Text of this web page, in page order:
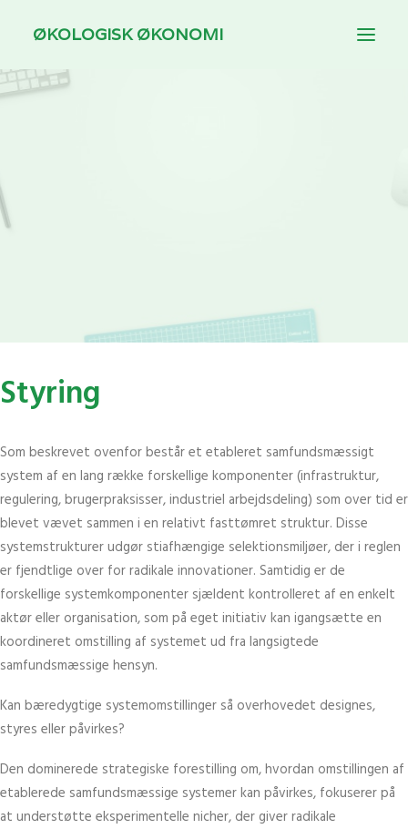
ØKOLOGISK ØKONOMI
Styring
Som beskrevet ovenfor består et etableret samfundsmæssigt
system af en lang række forskellige komponenter (infrastruktur,
regulering, brugerpraksisser, industriel arbejdsdeling) som over tid er
blevet vævet sammen i en relativt fasttømret struktur. Disse
systemstrukturer udgør stiafhængige selektionsmiljøer, der i reglen
er fjendtlige over for radikale innovationer. Samtidig er de
forskellige systemkomponenter sjældent kontrolleret af en enkelt
aktør eller organisation, som på eget initiativ kan igangsætte en
koordineret omstilling af systemet ud fra langsigtede
samfundsmæssige hensyn.
Kan bæredygtige systemomstillinger så overhovedet designes,
styres eller påvirkes?
Den dominerede strategiske forestilling om, hvordan omstillingen af
etablerede samfundsmæssige systemer kan påvirkes, fokuserer på
at understøtte eksperimentelle nicher, der giver radikale